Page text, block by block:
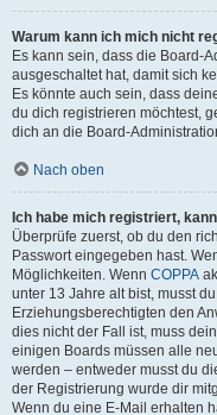
Warum kann ich mich nicht
Es kann sein, dass die Board-
ausgeschaltet hat, damit sich
Es könnte auch sein, dass
du dich registrieren möchtest,
dich an die Board-
Nach oben
Ich habe mich registriert,
Überprüfe zuerst, ob du den
Passwort eingegeben hast.
Möglichkeiten. Wenn COPPA
unter 13 Jahre alt bist, musst
Erziehungsberechtigten den
dies nicht der Fall ist, muss
einigen Boards müssen alle
werden – entweder musst du
der Registrierung wurde dir
Wenn du eine E-Mail erhalten